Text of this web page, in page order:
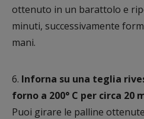
ottenuto in un barattolo e
minuti, successivamente
mani.
6. Inforna su una teglia
forno a 200° C per circa 20
Puoi girare le palline